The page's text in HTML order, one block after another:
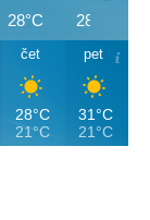
28°C 28°C
čet
28°C
21°C
pet
31°C
21°C